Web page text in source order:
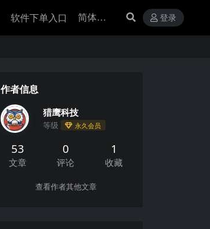
软件下单入口 登录
作者信息
猎鹰科技
等级 永久会员
53
文章
0
评论
1
收藏
查看作者其他文章